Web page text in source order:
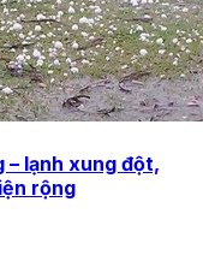
– lạnh xung đột,
rộng